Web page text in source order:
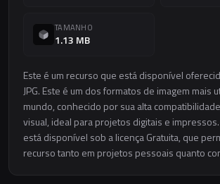
TAMANHO
1.13 MB
Este é um recurso que está disponível
JPG. Este é um dos formatos de imagem mais
mundo, conhecido por sua alta
visual, ideal para projetos digitais e
está disponível sob a licença Gratuita, que
recurso tanto em projetos pessoais quanto